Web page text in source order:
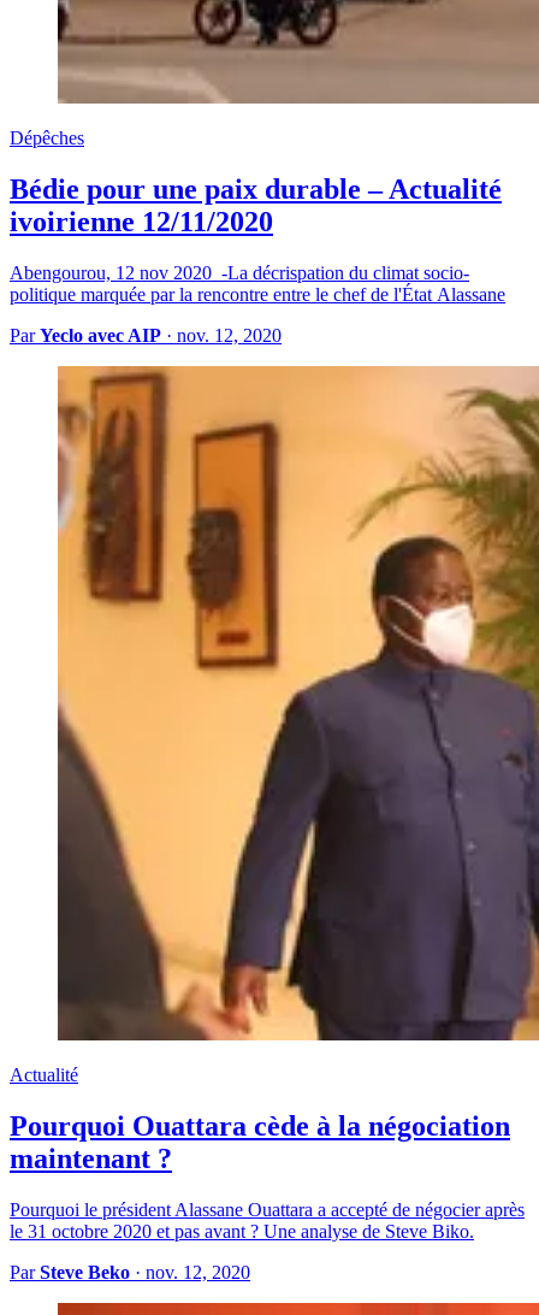
Dépêches
Bédie pour une paix durable – Actualité
ivoirienne 12/11/2020
Abengourou, 12 nov 2020 -La décrispation du climat socio-
politique marquée par la rencontre entre le chef de l'État Alassane
ParYeclo avec AIP · nov. 12, 2020
Actualité
Pourquoi Ouattara cède à la négociation
maintenant ?
Pourquoi le président Alassane Ouattara a accepté de négocier après
le 31 octobre 2020 et pas avant ? Une analyse de Steve Biko.
ParSteve Beko · nov. 12, 2020